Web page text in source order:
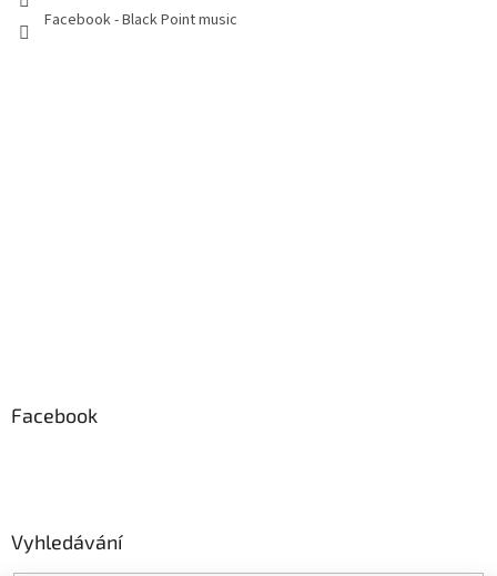
Facebook - Black Point music
Facebook
Vyhledávání